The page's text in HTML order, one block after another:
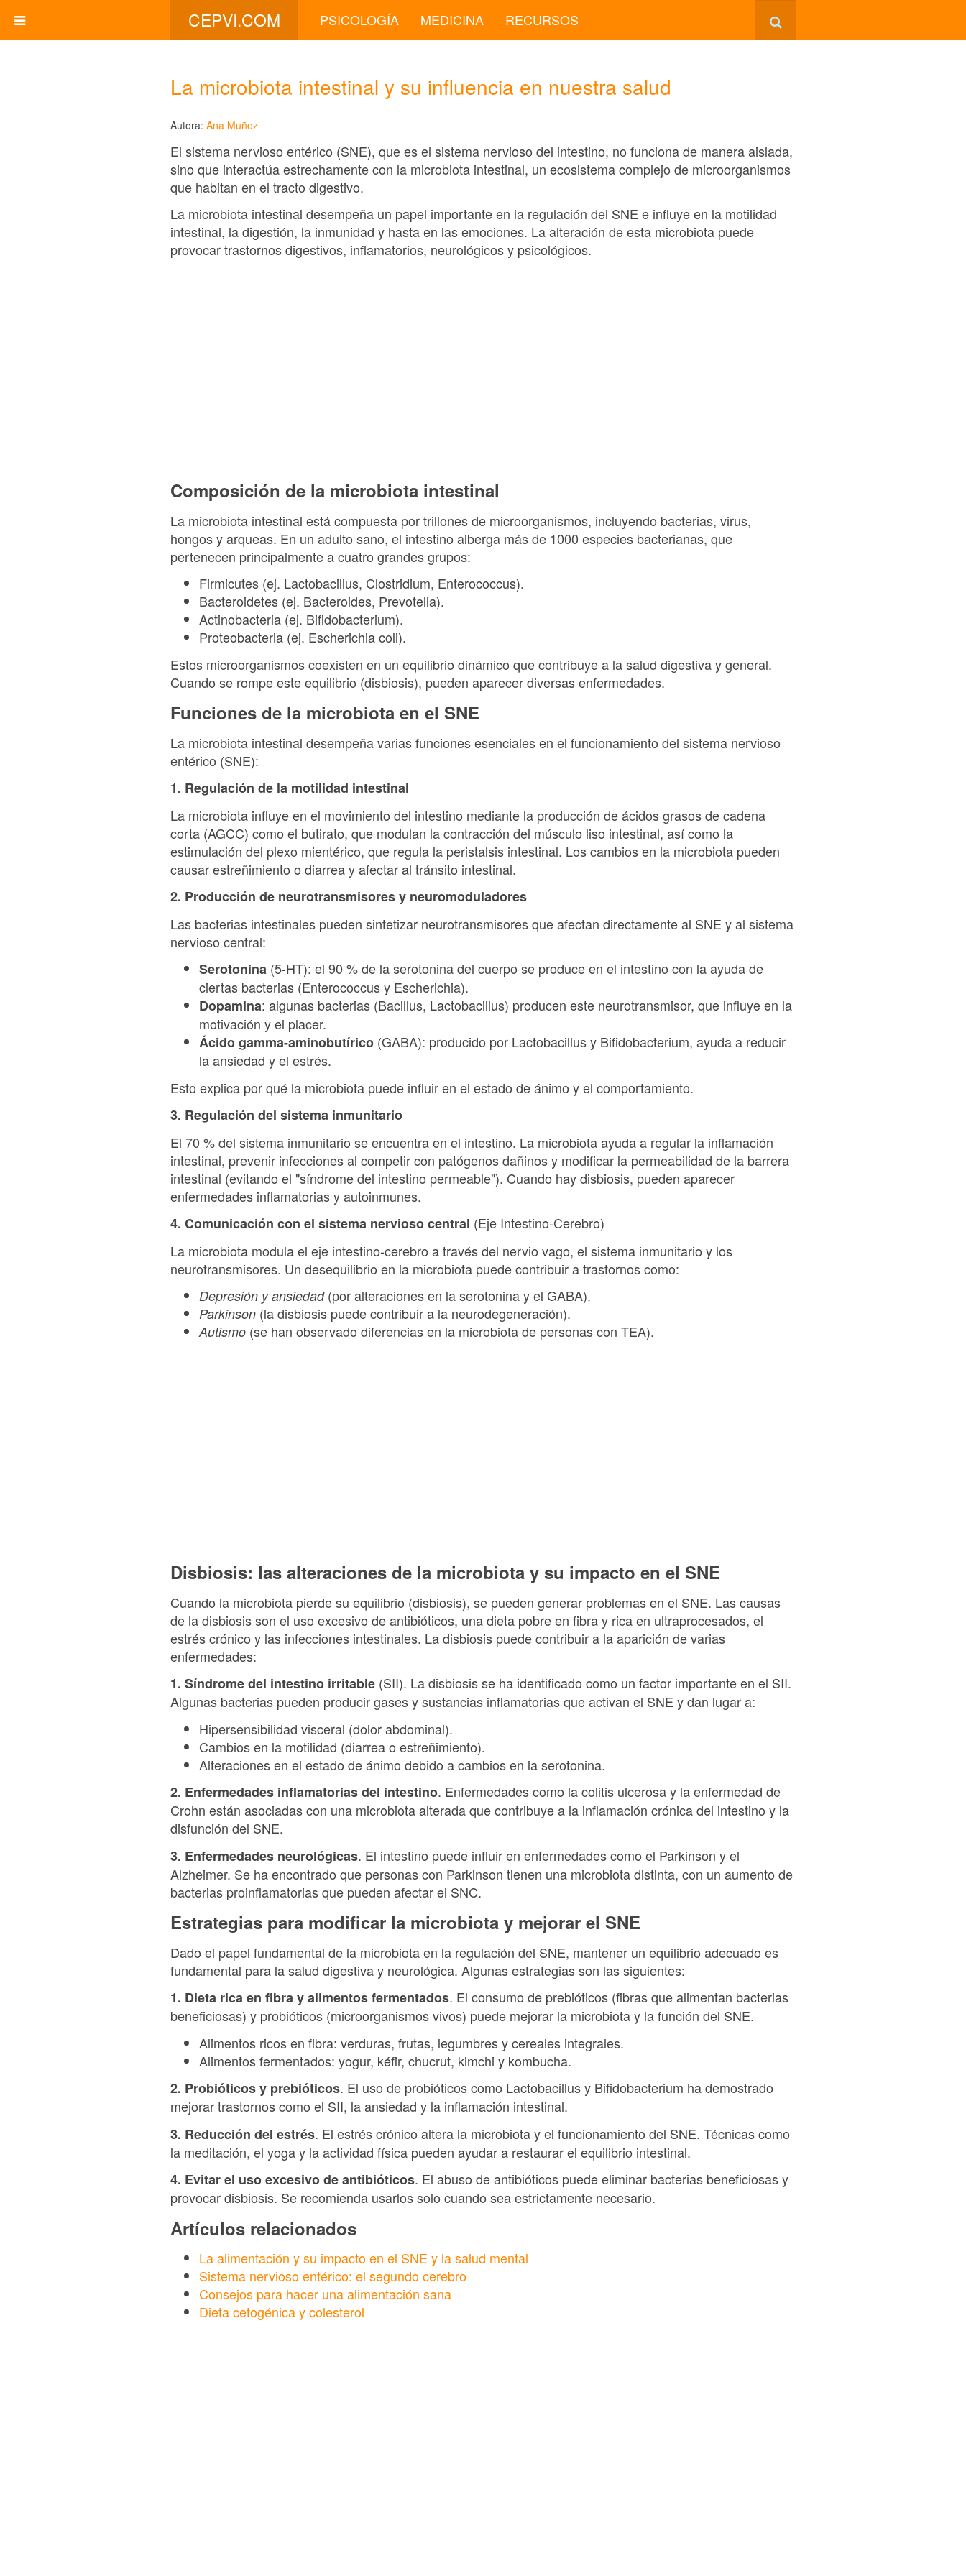
CEPVI.COM PSICOLOGÍA MEDICINA RECURSOS
La microbiota intestinal y su influencia en nuestra salud
Autora: Ana Muñoz
El sistema nervioso entérico (SNE), que es el sistema nervioso del intestino, no funciona de manera aislada,
sino que interactúa estrechamente con la microbiota intestinal, un ecosistema complejo de microorganismos
que habitan en el tracto digestivo.
La microbiota intestinal desempeña un papel importante en la regulación del SNE e influye en la motilidad
intestinal, la digestión, la inmunidad y hasta en las emociones. La alteración de esta microbiota puede
provocar trastornos digestivos, inflamatorios, neurológicos y psicológicos.
Composición de la microbiota intestinal
La microbiota intestinal está compuesta por trillones de microorganismos, incluyendo bacterias, virus,
hongos y arqueas. En un adulto sano, el intestino alberga más de 1000 especies bacterianas, que
pertenecen principalmente a cuatro grandes grupos:
Firmicutes (ej. Lactobacillus, Clostridium, Enterococcus).
Bacteroidetes (ej. Bacteroides, Prevotella).
Actinobacteria (ej. Bifidobacterium).
Proteobacteria (ej. Escherichia coli).
Estos microorganismos coexisten en un equilibrio dinámico que contribuye a la salud digestiva y general.
Cuando se rompe este equilibrio (disbiosis), pueden aparecer diversas enfermedades.
Funciones de la microbiota en el SNE
La microbiota intestinal desempeña varias funciones esenciales en el funcionamiento del sistema nervioso
entérico (SNE):
1. Regulación de la motilidad intestinal
La microbiota influye en el movimiento del intestino mediante la producción de ácidos grasos de cadena
corta (AGCC) como el butirato, que modulan la contracción del músculo liso intestinal, así como la
estimulación del plexo mientérico, que regula la peristalsis intestinal. Los cambios en la microbiota pueden
causar estreñimiento o diarrea y afectar al tránsito intestinal.
2. Producción de neurotransmisores y neuromoduladores
Las bacterias intestinales pueden sintetizar neurotransmisores que afectan directamente al SNE y al sistema
nervioso central:
Serotonina (5-HT): el 90 % de la serotonina del cuerpo se produce en el intestino con la ayuda de
ciertas bacterias (Enterococcus y Escherichia).
Dopamina: algunas bacterias (Bacillus, Lactobacillus) producen este neurotransmisor, que influye en la
motivación y el placer.
Ácido gamma-aminobutírico (GABA): producido por Lactobacillus y Bifidobacterium, ayuda a reducir
la ansiedad y el estrés.
Esto explica por qué la microbiota puede influir en el estado de ánimo y el comportamiento.
3. Regulación del sistema inmunitario
El 70 % del sistema inmunitario se encuentra en el intestino. La microbiota ayuda a regular la inflamación
intestinal, prevenir infecciones al competir con patógenos dañinos y modificar la permeabilidad de la barrera
intestinal (evitando el "síndrome del intestino permeable"). Cuando hay disbiosis, pueden aparecer
enfermedades inflamatorias y autoinmunes.
4. Comunicación con el sistema nervioso central (Eje Intestino-Cerebro)
La microbiota modula el eje intestino-cerebro a través del nervio vago, el sistema inmunitario y los
neurotransmisores. Un desequilibrio en la microbiota puede contribuir a trastornos como:
Depresión y ansiedad(por alteraciones en la serotonina y el GABA).
Parkinson (la disbiosis puede contribuir a la neurodegeneración).
Autismo (se han observado diferencias en la microbiota de personas con TEA).
Disbiosis: las alteraciones de la microbiota y su impacto en el SNE
Cuando la microbiota pierde su equilibrio (disbiosis), se pueden generar problemas en el SNE. Las causas
de la disbiosis son el uso excesivo de antibióticos, una dieta pobre en fibra y rica en ultraprocesados, el
estrés crónico y las infecciones intestinales. La disbiosis puede contribuir a la aparición de varias
enfermedades:
1. Síndrome del intestino irritable (SII). La disbiosis se ha identificado como un factor importante en el SII.
Algunas bacterias pueden producir gases y sustancias inflamatorias que activan el SNE y dan lugar a:
Hipersensibilidad visceral (dolor abdominal).
Cambios en la motilidad (diarrea o estreñimiento).
Alteraciones en el estado de ánimo debido a cambios en la serotonina.
2. Enfermedades inflamatorias del intestino. Enfermedades como la colitis ulcerosa y la enfermedad de
Crohn están asociadas con una microbiota alterada que contribuye a la inflamación crónica del intestino y la
disfunción del SNE.
3. Enfermedades neurológicas. El intestino puede influir en enfermedades como el Parkinson y el
Alzheimer. Se ha encontrado que personas con Parkinson tienen una microbiota distinta, con un aumento de
bacterias proinflamatorias que pueden afectar el SNC.
Estrategias para modificar la microbiota y mejorar el SNE
Dado el papel fundamental de la microbiota en la regulación del SNE, mantener un equilibrio adecuado es
fundamental para la salud digestiva y neurológica. Algunas estrategias son las siguientes:
1. Dieta rica en fibra y alimentos fermentados. El consumo de prebióticos (fibras que alimentan bacterias
beneficiosas) y probióticos (microorganismos vivos) puede mejorar la microbiota y la función del SNE.
Alimentos ricos en fibra: verduras, frutas, legumbres y cereales integrales.
Alimentos fermentados: yogur, kéfir, chucrut, kimchi y kombucha.
2. Probióticos y prebióticos. El uso de probióticos como Lactobacillus y Bifidobacterium ha demostrado
mejorar trastornos como el SII, la ansiedad y la inflamación intestinal.
3. Reducción del estrés. El estrés crónico altera la microbiota y el funcionamiento del SNE. Técnicas como
la meditación, el yoga y la actividad física pueden ayudar a restaurar el equilibrio intestinal.
4. Evitar el uso excesivo de antibióticos. El abuso de antibióticos puede eliminar bacterias beneficiosas y
provocar disbiosis. Se recomienda usarlos solo cuando sea estrictamente necesario.
Artículos relacionados
La alimentación y su impacto en el SNE y la salud mental
Sistema nervioso entérico: el segundo cerebro
Consejos para hacer una alimentación sana
Dieta cetogénica y colesterol